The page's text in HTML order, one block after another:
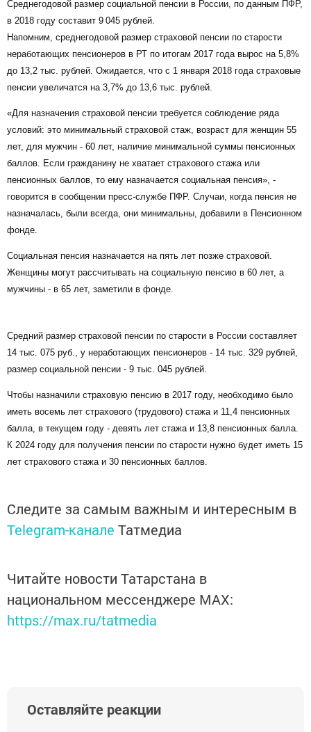
Среднегодовой размер социальной пенсии в России, по данным ПФР,
в 2018 году составит 9 045 рублей.
Напомним, среднегодовой размер страховой пенсии по старости
неработающих пенсионеров в РТ по итогам 2017 года вырос на 5,8%
до 13,2 тыс. рублей. Ожидается, что с 1 января 2018 года страховые
пенсии увеличатся на 3,7% до 13,6 тыс. рублей.
«Для назначения страховой пенсии требуется соблюдение ряда
условий: это минимальный страховой стаж, возраст для женщин 55
лет, для мужчин - 60 лет, наличие минимальной суммы пенсионных
баллов. Если гражданину не хватает страхового стажа или
пенсионных баллов, то ему назначается социальная пенсия», -
говорится в сообщении пресс-службе ПФР. Случаи, когда пенсия не
назначалась, были всегда, они минимальны, добавили в Пенсионном
фонде.
Социальная пенсия назначается на пять лет позже страховой.
Женщины могут рассчитывать на социальную пенсию в 60 лет, а
мужчины - в 65 лет, заметили в фонде.
Средний размер страховой пенсии по старости в России составляет
14 тыс. 075 руб., у неработающих пенсионеров - 14 тыс. 329 рублей,
размер социальной пенсии - 9 тыс. 045 рублей.
Чтобы назначили страховую пенсию в 2017 году, необходимо было
иметь восемь лет страхового (трудового) стажа и 11,4 пенсионных
балла, в текущем году - девять лет стажа и 13,8 пенсионных балла.
К 2024 году для получения пенсии по старости нужно будет иметь 15
лет страхового стажа и 30 пенсионных баллов.
Следите за самым важным и интересным в
Telegram-канале Татмедиа
Читайте новости Татарстана в
национальном мессенджере MАХ:
https://max.ru/tatmedia
Оставляйте реакции